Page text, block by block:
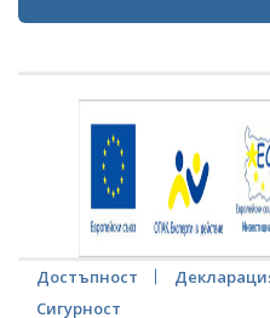
Достъпност
Сигурност